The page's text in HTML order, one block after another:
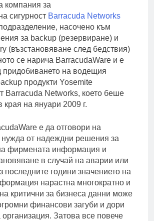
компания за
сигурност Barracuda Networks
насочено към
за backup (резервиране) и
(възстановяване след бедствия)
се нарича BarracudaWare и е
придобиването на водещия
продукти Yosemite
Barracuda Networks, което беше
на януари 2009 г.
е да отговори на
от надеждни решения за
фирмената информация и
в случай на аварии или
последните години значението на
нарастна многократно и
критични за бизнеса данни може
финансови загуби и дори
Затова все повече